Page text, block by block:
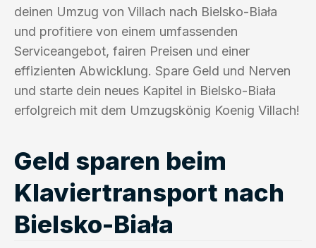
deinen Umzug von Villach nach Bielsko-Biała
und profitiere von einem umfassenden
Serviceangebot, fairen Preisen und einer
effizienten Abwicklung. Spare Geld und Nerven
und starte dein neues Kapitel in Bielsko-Biała
erfolgreich mit dem Umzugskönig Koenig Villach!
Geld sparen beim
Klaviertransport nach
Bielsko-Biała